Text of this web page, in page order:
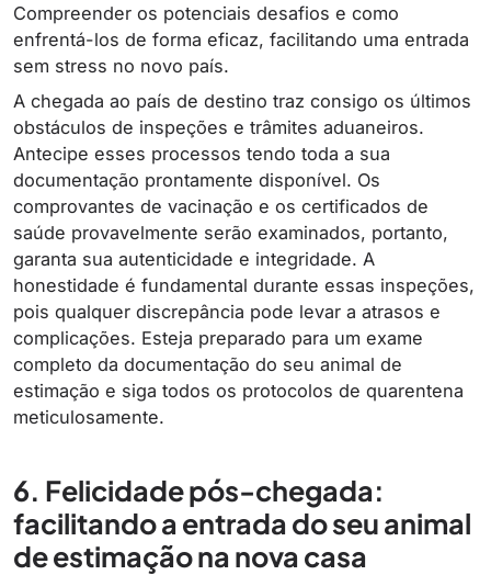
Compreender os potenciais desafios e como
enfrentá-los de forma eficaz, facilitando uma entrada
sem stress no novo país.
A chegada ao país de destino traz consigo os últimos
obstáculos de inspeções e trâmites aduaneiros.
Antecipe esses processos tendo toda a sua
documentação prontamente disponível. Os
comprovantes de vacinação e os certificados de
saúde provavelmente serão examinados, portanto,
garanta sua autenticidade e integridade. A
honestidade é fundamental durante essas inspeções,
pois qualquer discrepância pode levar a atrasos e
complicações. Esteja preparado para um exame
completo da documentação do seu animal de
estimação e siga todos os protocolos de quarentena
meticulosamente.
6. Felicidade pós-chegada:
facilitando a entrada do seu animal
de estimação na nova casa